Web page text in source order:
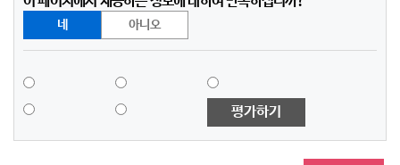
네 아니오
평가하기